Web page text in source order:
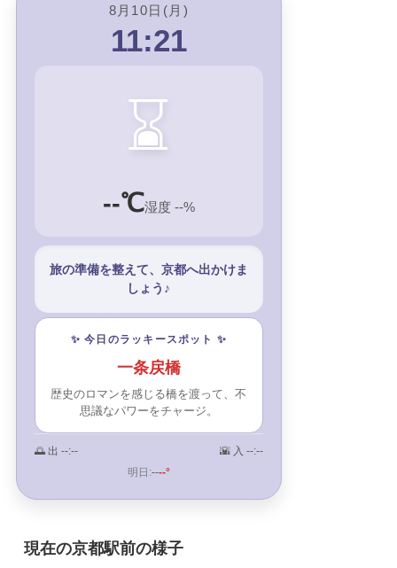
8月10日(月)
11:21
⌛
--℃湿度 --%
旅の準備を整えて、京都へ出かけま
しょう♪
✨ 今日のラッキースポット ✨
一条戻橋
歴史のロマンを感じる橋を渡って、不
思議なパワーをチャージ。
🌅 出 --:-- 🌇 入 --:--
明日:----°
現在の京都駅前の様子